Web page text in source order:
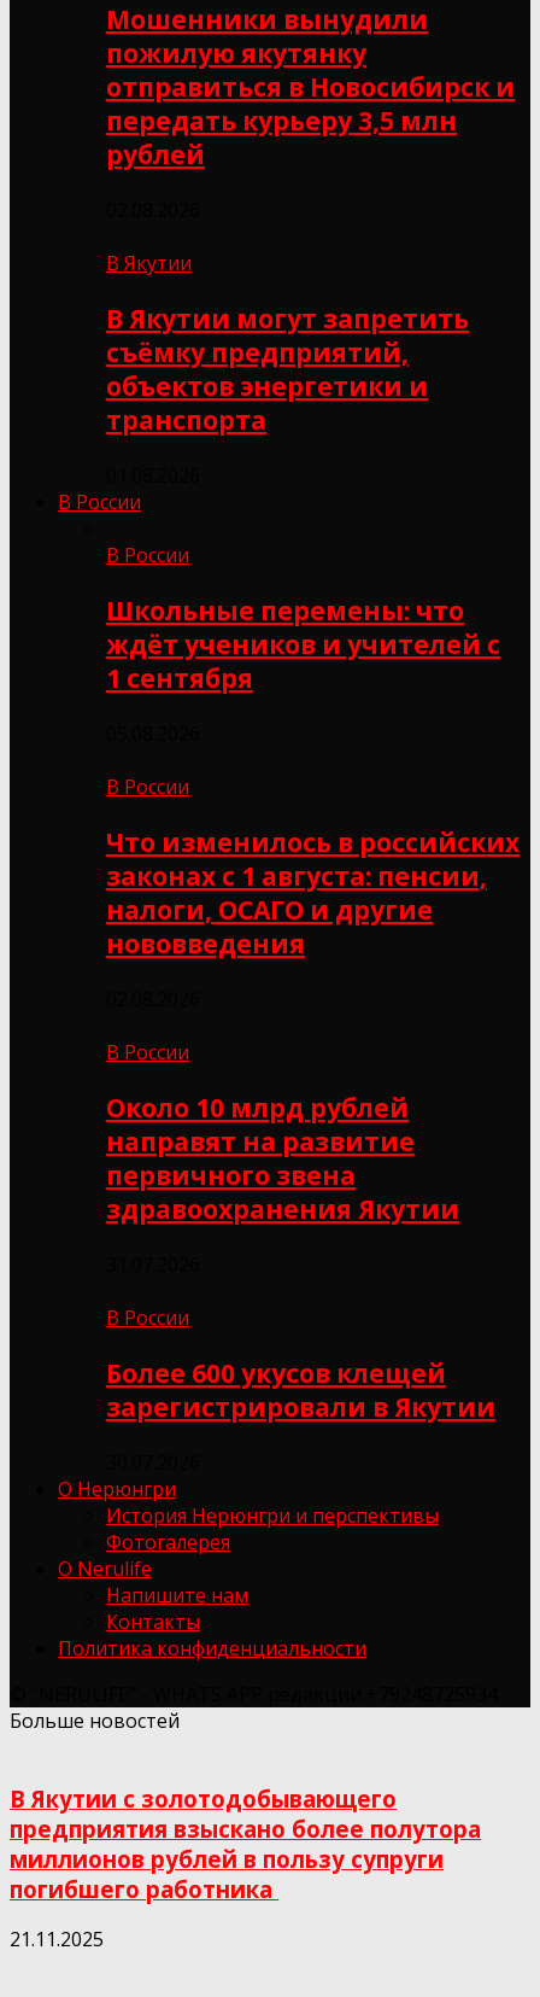
Мошенники вынудили
пожилую якутянку
отправиться в Новосибирск и
передать курьеру 3,5 млн
рублей
В Якутии
В Якутии могут запретить
съёмку предприятий,
объектов энергетики и
транспорта
В России
В России
Школьные перемены: что
ждёт учеников и учителей с
1 сентября
В России
Что изменилось в российских
законах с 1 августа: пенсии,
налоги, ОСАГО и другие
нововведения
В России
Около 10 млрд рублей
направят на развитие
первичного звена
здравоохранения Якутии
В России
Более 600 укусов клещей
зарегистрировали в Якутии
О Нерюнгри
История Нерюнгри и перспективы
Фотогалерея
О Nerulife
Напишите нам
Контакты
Политика конфиденциальности
Больше новостей
В Якутии с золотодобывающего
предприятия взыскано более полутора
миллионов рублей в пользу супруги
погибшего работника
21.11.2025